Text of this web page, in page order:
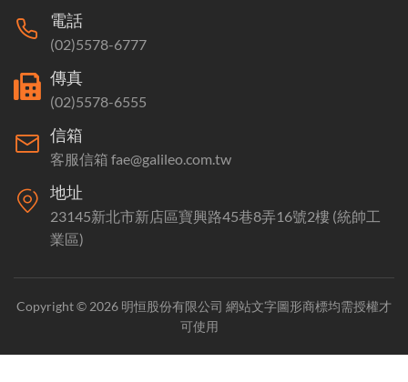
電話
(02)5578-6777
傳真
(02)5578-6555
信箱
客服信箱 fae@galileo.com.tw
地址
23145新北市新店區寶興路45巷8弄16號2樓 (統帥工
業區)
Copyright © 2026 明恒股份有限公司 網站文字圖形商標均需授權才
可使用